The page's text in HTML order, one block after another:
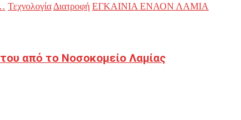
Τεχνολογία Διατροφή ΕΓΚΑΙΝΙΑ ΕΝΑΟΝ ΛΑΜΙΑ
από το Νοσοκομείο Λαμίας